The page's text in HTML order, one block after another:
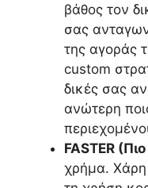
βάθος τον
σας
της αγοράς
custom
δικές σας
ανώτερη
FASTER
χρήμα. Χάρη